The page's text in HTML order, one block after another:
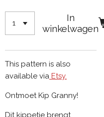
In
winkelwagen
This pattern is also
available via Etsy.
Ontmoet Kip Granny!
Dit kippetje brengt